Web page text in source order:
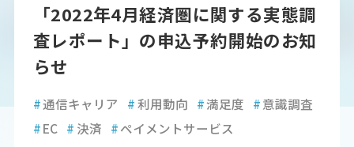
「2022年4月経済圏に関する実態調
査レポート」の申込予約開始のお知
らせ
#通信キャリア #利用動向 #満足度 #意識調査
#EC # 決済 #ペイメントサービス